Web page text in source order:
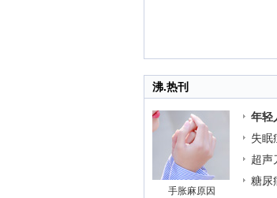
沸.热刊
手胀麻原因
年轻
失眠
超声
糖尿